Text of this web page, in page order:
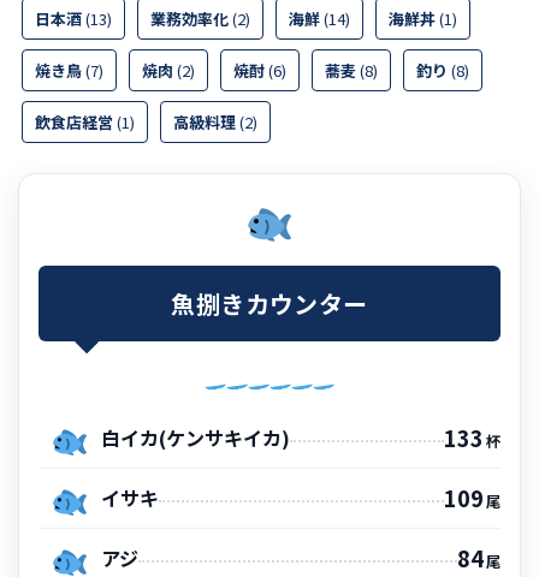
日本酒(13) 業務効率化(2) 海鮮(14) 海鮮丼(1)
焼き鳥(7) 焼肉 (2) 焼酎(6) 蕎麦(8) 釣り (8)
飲食店経営(1) 高級料理(2)
魚捌きカウンター
白イカ(ケンサキイカ) 133 杯
イサキ 109尾
アジ 84尾